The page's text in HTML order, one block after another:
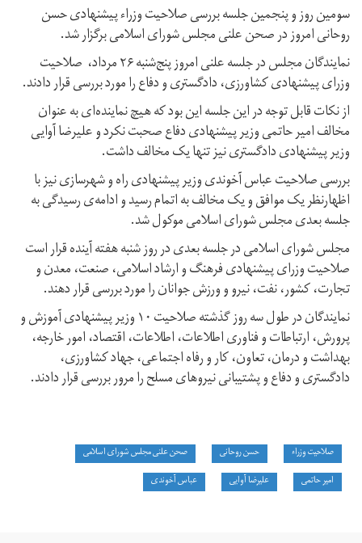
سومین روز و پنجمین جلسه بررسی صلاحیت وزراء پیشنهادی حسن
روحانی امروز در صحن علنی مجلس شورای اسلامی برگزار شد.
نمایندگان مجلس در جلسه علنی امروز پنج‌شنبه ۲۶ مرداد، صلاحیت
وزرای پیشنهادی کشاورزی، دادگستری و دفاع را مورد بررسی قرار دادند.
از نکات قابل توجه در این جلسه این بود که هیچ نماینده‌ای به عنوان
مخالف امیر حاتمی وزیر پیشنهادی دفاع صحبت نکرد و علیرضا آوایی
وزیر پیشنهادی دادگستری نیز تنها یک مخالف داشت.
بررسی صلاحیت عباس آخوندی وزیر پیشنهادی راه و شهرسازی نیز با
اظهارنظر یک موافق و یک مخالف به اتمام رسید و ادامه‌ی رسیدگی به
جلسه بعدی مجلس شورای اسلامی موکول شد.
مجلس شورای اسلامی در جلسه بعدی در روز شنبه هفته آینده قرار است
صلاحیت وزرای پیشنهادی فرهنگ و ارشاد اسلامی، صنعت، معدن و
تجارت، کشور، نفت، نیرو و ورزش جوانان را مورد بررسی قرار دهند.
نمایندگان در طول سه روز گذشته صلاحیت ۱۰ وزیر پیشنهادی آموزش و
پرورش، ارتباطات و فناوری اطلاعات، اطلاعات، اقتصاد، امور خارجه،
بهداشت و درمان، تعاون، کار و رفاه اجتماعی، جهاد کشاورزی،
دادگستری و دفاع و پشتیبانی نیروهای مسلح را مرور بررسی قرار دادند.
صلاحیت وزراء حسن روحانی
صحن علنی مجلس شورای اسلامی
امیر حاتمی
علیرضا آوایی عباس آخوندی